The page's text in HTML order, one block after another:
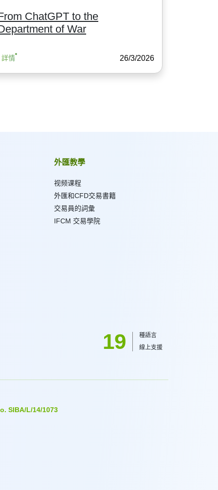
ChatGPT to the
of War
詳情 26/3/2026
外匯教學
视频课程
外匯和CFD交易書籍
交易員的詞彙
IFCM 交易學院
19
種語言
線上支援
SIBA/L/14/1073